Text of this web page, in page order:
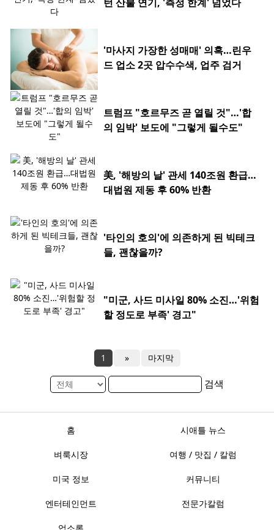
턴 산불 연기, '측정 한계' 넘었다
'마사지 가장한 성매매' 의혹…린우
드 업소 2곳 압수수색, 업주 검거
트럼프 "호르무즈 곧 열릴 것"…'합
의 임박' 보도에 "그렇게 될수도"
美, '해방의 날' 관세 140조원 환급…
대법원 제동 후 60% 반환
'타인의 호의'에 의존하게 된 빅테크
들, 괜찮을까?
"미군, 사드 미사일 80% 소진…'위험
할 정도로 부족' 경고"
1 » 마지막
검색
홈 시애틀 뉴스
벼룩시장 여행 / 맛집 / 칼럼
미국 정보 커뮤니티
엔터테인먼트 전문가칼럼